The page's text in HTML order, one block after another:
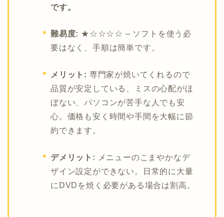
です。
難易度: ★☆☆☆☆ – ソフトを使う必
要はなく、手順は簡単です。
メリット: 専門家が焼いてくれるので
品質が安定している、ミスの心配がほ
ぼない、パソコンが苦手な人でも安
心。価格も安く時間や手間を大幅に節
約できます。
デメリット:
メニューのこまやかなデ
ザイン設定ができない。日常的に大量
にDVDを焼く必要がある場合は割高。